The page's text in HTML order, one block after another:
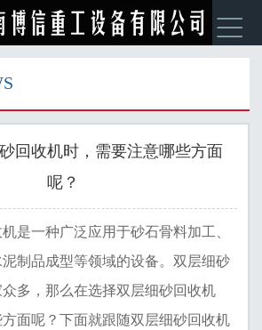

回收机时，需要注意哪些方面
呢？
一种广泛应用于砂石骨料加工、
制品成型等领域的设备。双层细砂
多，那么在选择双层细砂回收机
面呢？下面就跟随双层细砂回收机